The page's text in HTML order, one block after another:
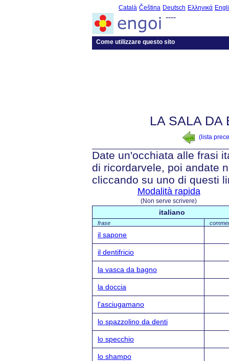
Català Čeština Deutsch Ελληνικά
----
Come utilizzare questo sito
LA SALA DA
(lista
Date un'occhiata alle frasi
di ricordarvele, poi andate
cliccando su uno di questi
Modalità rapida
(Non serve scrivere)
italiano
frase
il sapone
il dentifricio
la vasca da bagno
la doccia
l'asciugamano
lo spazzolino da denti
lo specchio
lo shampo